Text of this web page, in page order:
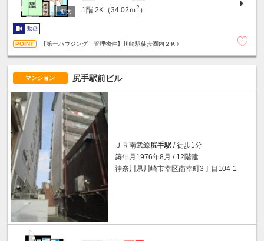
1階 2K（34.02ｍ2 ）
動画
【第一ハウジング 管理物件】川崎駅徒歩圏内２Ｋ♪
マンション 尻手駅前ビル
ＪＲ南武線尻手駅 / 徒歩1分
築年月1976年8月 / 12階建
神奈川県川崎市幸区南幸町3丁目104-1